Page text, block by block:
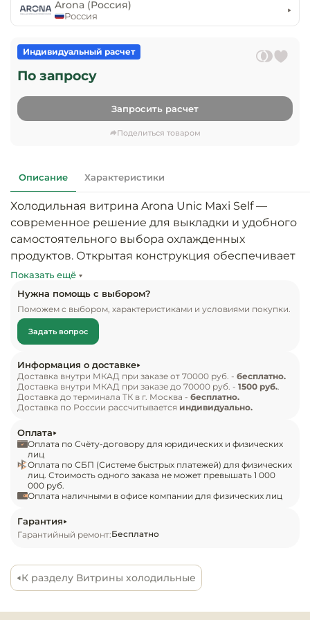
Барное
Кофейное
фастфуда
Инвентарь
Кухонный
Нейтральное
общепита
Весовое
питания
Оснащение
Оснащение
цехов
Оснащение
бытового
Ассортимент и
оборудования
Arona (Россия)
Россия
По запросу
Индивидуальный расчет
Запросить расчет
Поделиться товаром
Описание Характеристики
Холодильная витрина Arona Unic Maxi Self —
современное решение для выкладки и удобного
самостоятельного выбора охлажденных
продуктов. Открытая конструкция обеспечивает
быстрый доступ к товарам, сокращает время
обслуживания и идеально подходит для
магазинов и супермаркетов, гастрономических
отделов и торговых зон с высокой
проходимостью. Витрина отличается стильным
внутреннего пространства, позволяя эффектно
представить широкий ассортимент.
Энергосберегающие холодильные технологии
энергопотребление, сохраняя при этом
свежесть и привлекательный внешний вид
продуктов в течение всего дня. Надежная,
эргономичная и удобная в эксплуатации, Arona
Unic Maxi Self подчеркивает профессиональный
подход к оформлению торгового пространства и
стимулирует импульсные покупки.
Показать ещё
Нужна помощь с выбором?
Поможем с выбором, характеристиками и условиями покупки.
Задать вопрос
Информация о доставке
Доставка внутри МКАД при заказе от 70000 руб. - бесплатно.
Доставка внутри МКАД при заказе до 70000 руб. - 1500 руб..
Доставка до терминала ТК в г. Москва - бесплатно.
Доставка по России рассчитывается индивидуально.
Оплата
Оплата по Счёту-договору для юридических и физических
лиц
Оплата по СБП (Системе быстрых платежей) для физических
лиц. Стоимость одного заказа не может превышать 1 000
000 руб.
Оплата наличными в офисе компании для физических лиц
Гарантия
Гарантийный ремонт:Бесплатно
К разделу Витрины холодильные